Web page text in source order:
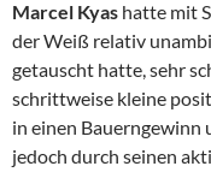
Marcel Kyas hatte mit
der Weiß relativ
getauscht hatte, sehr
schrittweise kleine
in einen
jedoch durch seinen